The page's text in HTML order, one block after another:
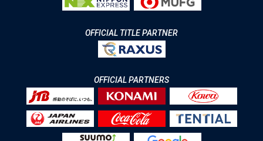
OFFICIAL TITLE PARTNER
OFFICIAL PARTNERS